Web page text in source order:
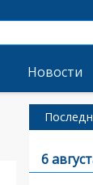
Новости
6